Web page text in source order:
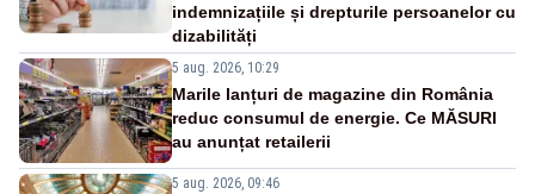
indemnizațiile și drepturile persoanelor cu
dizabilități
5 aug. 2026, 10:29
Marile lanțuri de magazine din România
reduc consumul de energie. Ce MĂSURI
au anunțat retailerii
5 aug. 2026, 09:46